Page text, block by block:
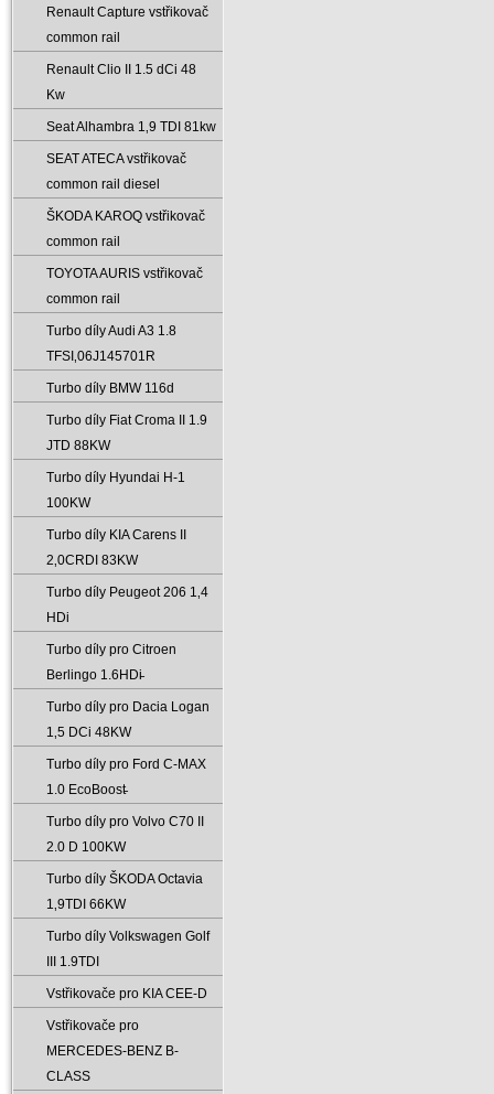
Renault Capture vstřikovač
common rail
Renault Clio II 1.5 dCi 48
Kw
Seat Alhambra 1‚9 TDI 81kw
SEAT ATECA vstřikovač
common rail diesel
ŠKODA KAROQ vstřikovač
common rail
TOYOTA AURIS vstřikovač
common rail
Turbo díly Audi A3 1.8
TFSI‚06J145701R
Turbo díly BMW 116d
Turbo díly Fiat Croma II 1.9
JTD 88KW
Turbo díly Hyundai H-1
100KW
Turbo díly KIA Carens II
2‚0CRDI 83KW
Turbo díly Peugeot 206 1‚4
HDi
Turbo díly pro Citroen
Berlingo 1.6HDi̵
Turbo díly pro Dacia Logan
1‚5 DCi 48KW
Turbo díly pro Ford C-MAX
1.0 EcoBoost̵
Turbo díly pro Volvo C70 II
2.0 D 100KW
Turbo díly ŠKODA Octavia
1‚9TDI 66KW
Turbo díly Volkswagen Golf
III 1.9TDI
Vstřikovače pro KIA CEE-D
Vstřikovače pro
MERCEDES-BENZ B-
CLASS